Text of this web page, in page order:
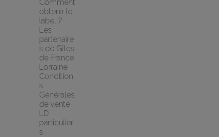
Comment
obtenir le
label ?
Les
partenaire
s de Gîtes
de France
Lorraine
Condition
s
Générales
de vente
LD
particulier
s